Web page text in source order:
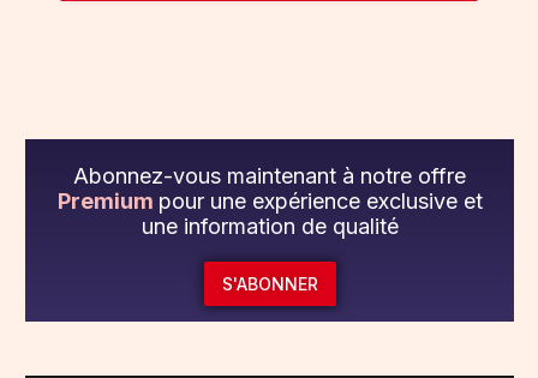
Abonnez-vous maintenant à notre offre
Premium pour une expérience exclusive et
une information de qualité
S'ABONNER